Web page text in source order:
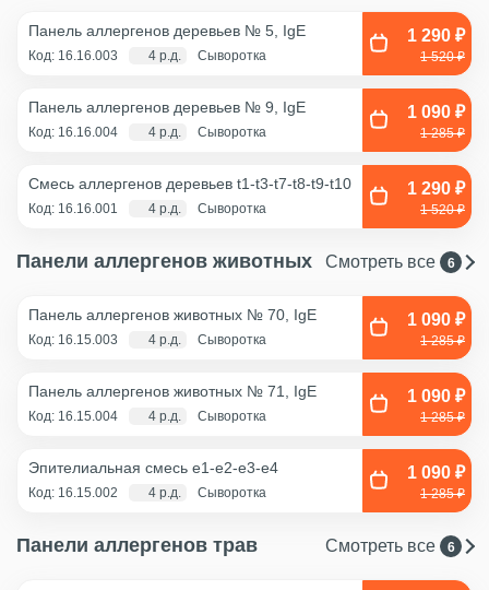
Панель аллергенов деревьев № 5, IgE
Код: 16.16.003 4 р.д. Сыворотка
1 290 ₽
1 520 ₽
Панель аллергенов деревьев № 9, IgE
Код: 16.16.004 4 р.д. Сыворотка
1 090 ₽
1 285 ₽
Смесь аллергенов деревьев t1-t3-t7-t8-t9-t10
Код: 16.16.001 4 р.д. Сыворотка
1 290 ₽
1 520 ₽
Панели аллергенов животных Смотреть все 6
Панель аллергенов животных № 70, IgE
Код: 16.15.003 4 р.д. Сыворотка
1 090 ₽
1 285 ₽
Панель аллергенов животных № 71, IgE
Код: 16.15.004 4 р.д. Сыворотка
1 090 ₽
1 285 ₽
Эпителиальная смесь e1-e2-e3-e4
Код: 16.15.002 4 р.д. Сыворотка
1 090 ₽
1 285 ₽
Панели аллергенов трав Смотреть все 6